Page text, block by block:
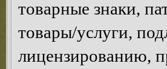
товарные знаки,
товары/услуги,
лицензированию,